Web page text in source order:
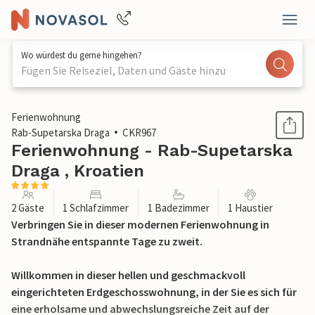
Wo würdest du gerne hingehen?
Fügen Sie Reiseziel, Daten und Gäste hinzu
1 / 19
Ferienwohnung
Rab-Supetarska Draga
CKR967
Ferienwohnung - Rab-Supetarska
Draga , Kroatien
2 Gäste 1 Schlafzimmer 1 Badezimmer 1 Haustier
Verbringen Sie in dieser modernen Ferienwohnung in
Strandnähe entspannte Tage zu zweit.
Willkommen in dieser hellen und geschmackvoll
eingerichteten Erdgeschosswohnung, in der Sie es sich für
eine erholsame und abwechslungsreiche Zeit auf der